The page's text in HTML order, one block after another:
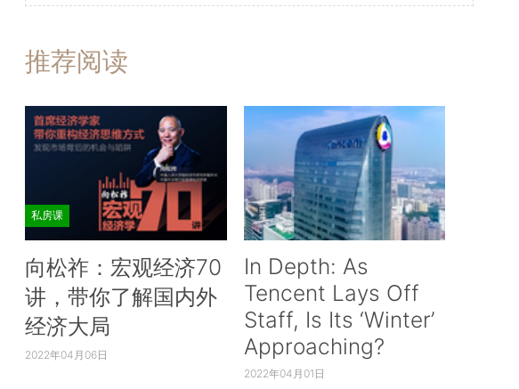
推荐阅读
私房课
向松祚：宏观经济70
讲，带你了解国内外
经济大局
2022年04月06日
In Depth: As
Tencent Lays Off
Staff, Is Its ‘Winter’
Approaching?
2022年04月01日